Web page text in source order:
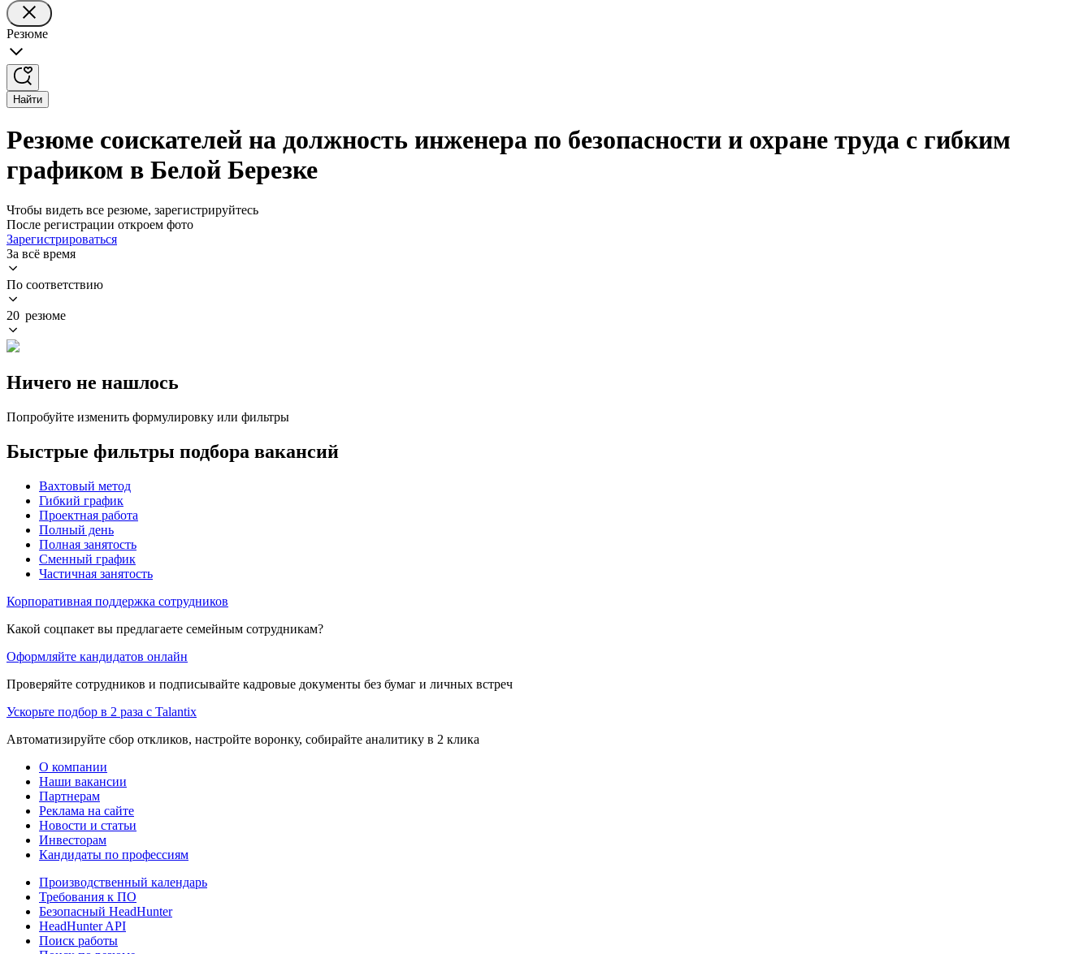
Резюме
Найти
Резюме соискателей на должность инженера по безопасности и охране труда с гибким
графиком в Белой Березке
Чтобы видеть все резюме, зарегистрируйтесь
После регистрации откроем фото
Зарегистрироваться
За всё время
По соответствию
20 резюме
Ничего не нашлось
Попробуйте изменить формулировку или фильтры
Быстрые фильтры подбора вакансий
Вахтовый метод
Гибкий график
Проектная работа
Полный день
Полная занятость
Сменный график
Частичная занятость
Корпоративная поддержка сотрудников
Какой соцпакет вы предлагаете семейным сотрудникам?
Оформляйте кандидатов онлайн
Проверяйте сотрудников и подписывайте кадровые документы без бумаг и личных встреч
Ускорьте подбор в 2 раза с Talantix
Автоматизируйте сбор откликов, настройте воронку, собирайте аналитику в 2 клика
О компании
Наши вакансии
Партнерам
Реклама на сайте
Новости и статьи
Инвесторам
Кандидаты по профессиям
Производственный календарь
Требования к ПО
Безопасный HeadHunter
HeadHunter API
Поиск работы